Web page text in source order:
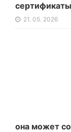
21. 05. 2026
она может